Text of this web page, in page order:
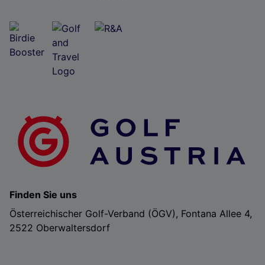
Finden Sie uns
Österreichischer Golf-Verband (ÖGV), Fontana Allee 4,
2522 Oberwaltersdorf
Verwendung genauer Standortdaten. Endgeräteeigenschaften zur Identifikation
aktiv abfragen. Speichern von oder Zugriff auf Informationen auf einem
Endgerät. Personalisierte Werbung und Inhalte, Messung von Werbeleistung
und der Performance von Inhalten, Zielgruppenforschung sowie Entwicklung
und Verbesserung von Angeboten.